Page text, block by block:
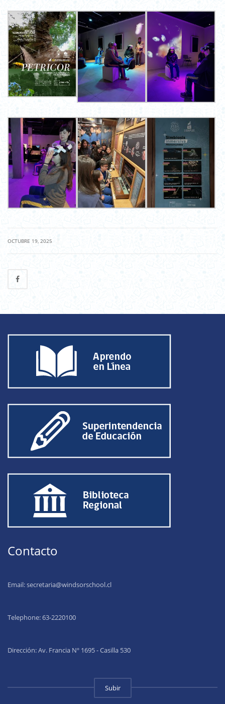
OCTUBRE 19, 2025
Contacto
Email:secretaria@windsorschool.cl
Telephone: 63-2220100
Dirección: Av. Francia Nº 1695 - Casilla 530
Subir